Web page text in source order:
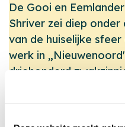
De Gooi en
Shriver zei diep
van de huiselijke
werk in
driehonderd
verpleegd. Een
zijn bewondering